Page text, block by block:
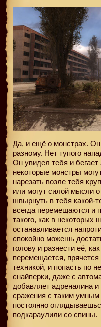
Да, и ещё о монстрах.
разному. Нет тупого
Он увидел тебя и бегает
некоторые монстры
нарезать возле тебя
или могут силой мысли
швырнуть в тебя какой-
всегда перемещаются и
такого, как в некоторых
останавливается
спокойно можешь
голову и разнести её,
перемещается,
техникой, и попасть по
снайперки, даже с
добавляет адреналина
сражения с таким умным
постоянно
подкараулили со спины.